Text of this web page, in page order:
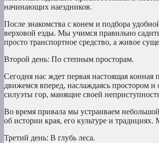
начинающих наездников.
После знакомства с конем и подбора
верховой езды. Мы учимся правильно
просто транспортное средство, а живое
Второй день: По степным просторам.
Сегодня нас ждет первая настоящая
движемся вперед, наслаждаясь простором
силуэты гор, манящие своей
Во время привала мы устраиваем
об истории края, его культуре и
Третий день: В глубь леса.